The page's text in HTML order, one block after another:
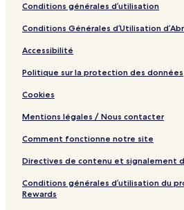
Conditions générales d’utilisation
Conditions Générales d’Utilisation
Accessibilité
Politique sur la protection des données
Cookies
Mentions légales / Nous contacter
Comment fonctionne notre site
Directives de contenu et signalement
Conditions générales d’utilisation du
Rewards